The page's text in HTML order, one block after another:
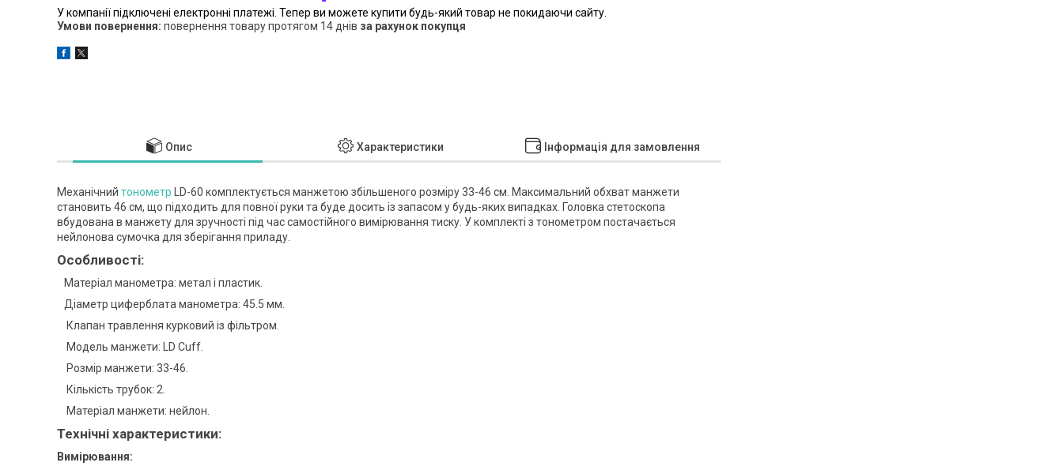
У компанії підключені електронні платежі. Тепер ви можете купити будь-який товар не покидаючи сайту.
повернення товару протягом 14 днів за рахунок покупця
Опис Характеристики Інформація для замовлення
Механічний тонометр LD-60 комплектується манжетою збільшеного розміру 33-46 см. Максимальний обхват манжети
становить 46 см, що підходить для повної руки та буде досить із запасом у будь-яких випадках. Головка стетоскопа
вбудована в манжету для зручності під час самостійного вимірювання тиску. У комплекті з тонометром постачається
нейлонова сумочка для зберігання приладу.
Особливості:
Матеріал манометра: метал і пластик.
Діаметр циферблата манометра: 45.5 мм.
Клапан травлення курковий із фільтром.
Модель манжети: LD Cuff.
Розмір манжети: 33-46.
Кількість трубок: 2.
Матеріал манжети: нейлон.
Технічні характеристики:
Вимірювання: